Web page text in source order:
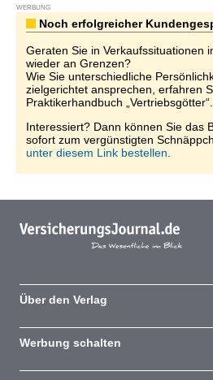
WERBUNG
Noch erfolgreicher
Geraten Sie in Verkaufssituationen
wieder an Grenzen?
Wie Sie unterschiedliche
zielgerichtet ansprechen, erfahren
Praktikerhandbuch „Vertriebsgötter“.
Interessiert? Dann können Sie das
sofort zum vergünstigten
unter diesem Link bestellen.
Über den Verlag
Werbung schalten